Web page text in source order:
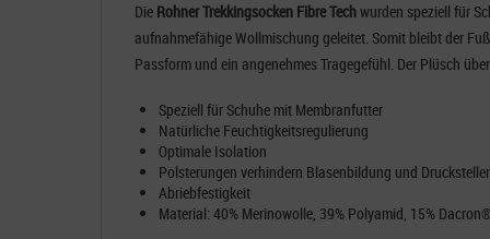
Die Rohner Trekkingsocken Fibre Techwurden speziell für
aufnahmefähige Wollmischung geleitet. Somit bleibt der
Passform und ein angenehmes Tragegefühl. Der Plüsch
Speziell für Schuhe mit Membranfutter
Natürliche Feuchtigkeitsregulierung
Optimale Isolation
Polsterungen verhindern Blasenbildung und
Abriebfestigkeit
Material: 40% Merinowolle, 39% Polyamid, 15%